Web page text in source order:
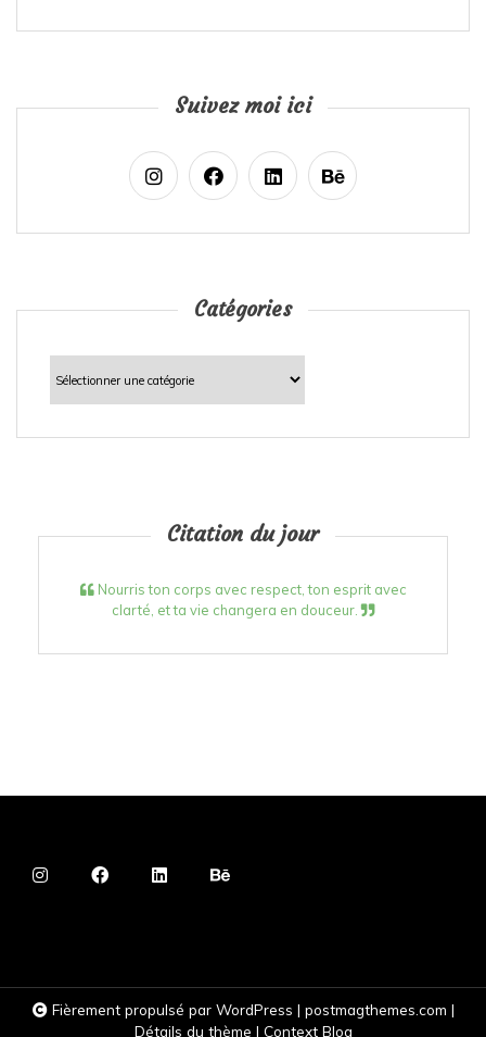
Suivez moi ici
Catégories
Catégories
Citation du jour
Nourris ton corps avec respect, ton esprit avec
clarté, et ta vie changera en douceur.
Fièrement propulsé par WordPress | postmagthemes.com |
Détails du thème | Context Blog